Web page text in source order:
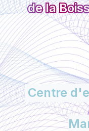
de la
Centre